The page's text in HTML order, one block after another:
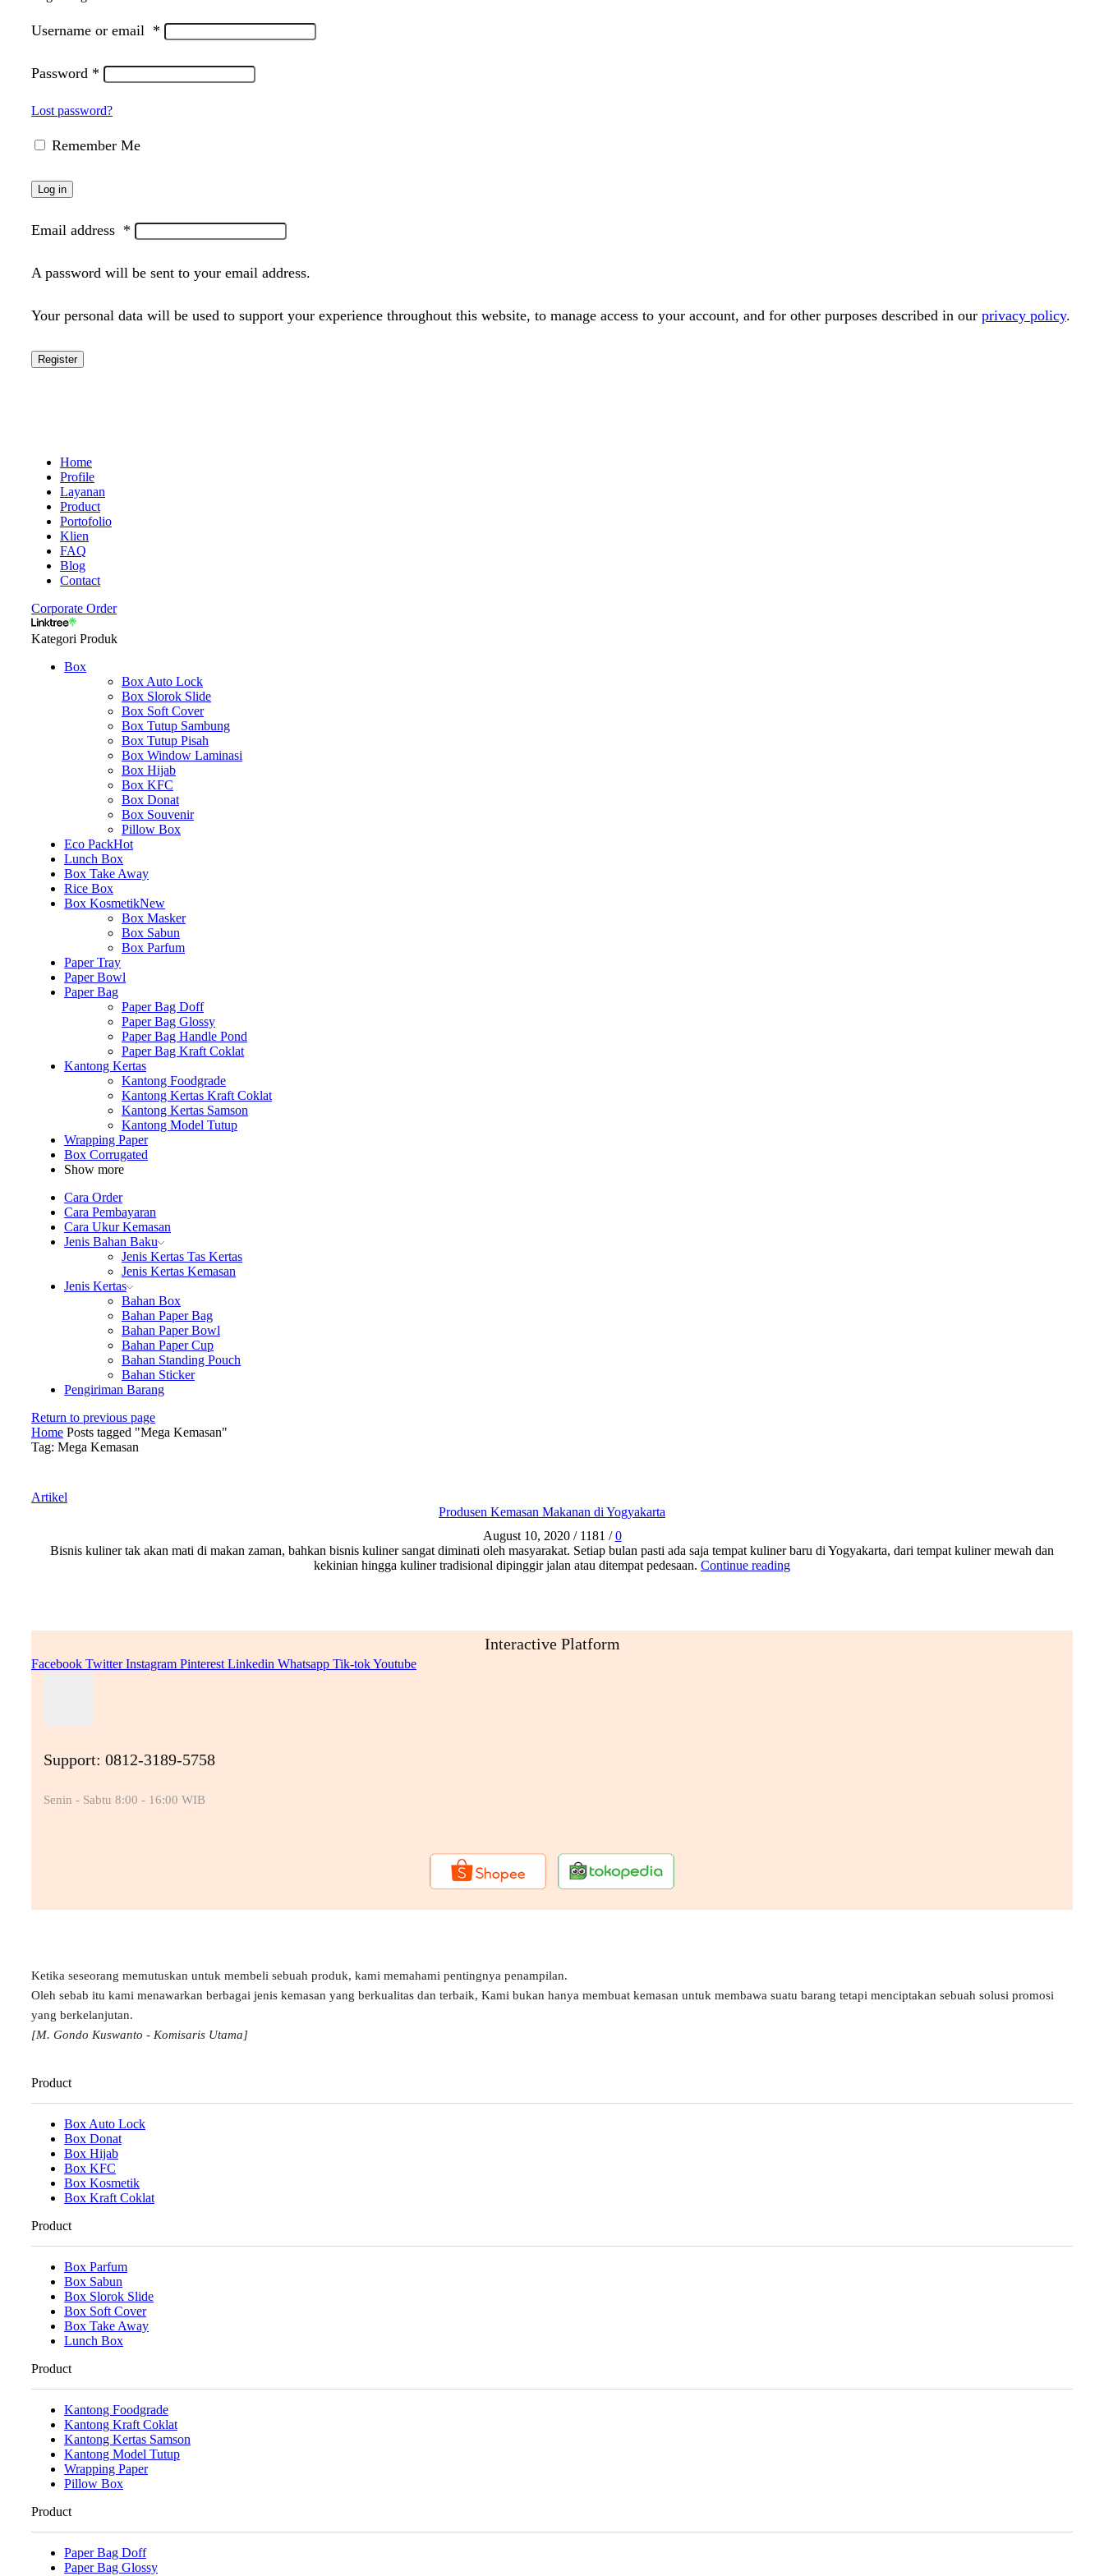
Username or email *
Password *
Lost password?
Remember Me
Log in
Email address *
A password will be sent to your email address.
Your personal data will be used to support your experience throughout this website, to manage access to your account, and for other purposes described in our privacy policy.
Register
Home
Profile
Layanan
Product
Portofolio
Klien
FAQ
Blog
Contact
Corporate Order
Kategori Produk
Box
Box Auto Lock
Box Slorok Slide
Box Soft Cover
Box Tutup Sambung
Box Tutup Pisah
Box Window Laminasi
Box Hijab
Box KFC
Box Donat
Box Souvenir
Pillow Box
Eco PackHot
Lunch Box
Box Take Away
Rice Box
Box KosmetikNew
Box Masker
Box Sabun
Box Parfum
Paper Tray
Paper Bowl
Paper Bag
Paper Bag Doff
Paper Bag Glossy
Paper Bag Handle Pond
Paper Bag Kraft Coklat
Kantong Kertas
Kantong Foodgrade
Kantong Kertas Kraft Coklat
Kantong Kertas Samson
Kantong Model Tutup
Wrapping Paper
Box Corrugated
Show more
Cara Order
Cara Pembayaran
Cara Ukur Kemasan
Jenis Bahan Baku
Jenis Kertas Tas Kertas
Jenis Kertas Kemasan
Jenis Kertas
Bahan Box
Bahan Paper Bag
Bahan Paper Bowl
Bahan Paper Cup
Bahan Standing Pouch
Bahan Sticker
Pengiriman Barang
Return to previous page
Home Posts tagged "Mega Kemasan"
Tag: Mega Kemasan
Artikel
Produsen Kemasan Makanan di Yogyakarta
August 10, 2020 / 1181 / 0
Bisnis kuliner tak akan mati di makan zaman, bahkan bisnis kuliner sangat diminati oleh masyarakat. Setiap bulan pasti ada saja tempat kuliner baru di Yogyakarta, dari tempat kuliner mewah dan
kekinian hingga kuliner tradisional dipinggir jalan atau ditempat pedesaan. Continue reading
Interactive Platform
Facebook Twitter Instagram Pinterest Linkedin Whatsapp Tik-tokYoutube
Support: 0812-3189-5758
Senin - Sabtu 8:00 - 16:00 WIB
Ketika seseorang memutuskan untuk membeli sebuah produk, kami memahami pentingnya penampilan.
Oleh sebab itu kami menawarkan berbagai jenis kemasan yang berkualitas dan terbaik, Kami bukan hanya membuat kemasan untuk membawa suatu barang tetapi menciptakan sebuah solusi promosi
yang berkelanjutan.
[M. Gondo Kuswanto - Komisaris Utama]
Product
Box Auto Lock
Box Donat
Box Hijab
Box KFC
Box Kosmetik
Box Kraft Coklat
Product
Box Parfum
Box Sabun
Box Slorok Slide
Box Soft Cover
Box Take Away
Lunch Box
Product
Kantong Foodgrade
Kantong Kraft Coklat
Kantong Kertas Samson
Kantong Model Tutup
Wrapping Paper
Pillow Box
Product
Paper Bag Doff
Paper Bag Glossy